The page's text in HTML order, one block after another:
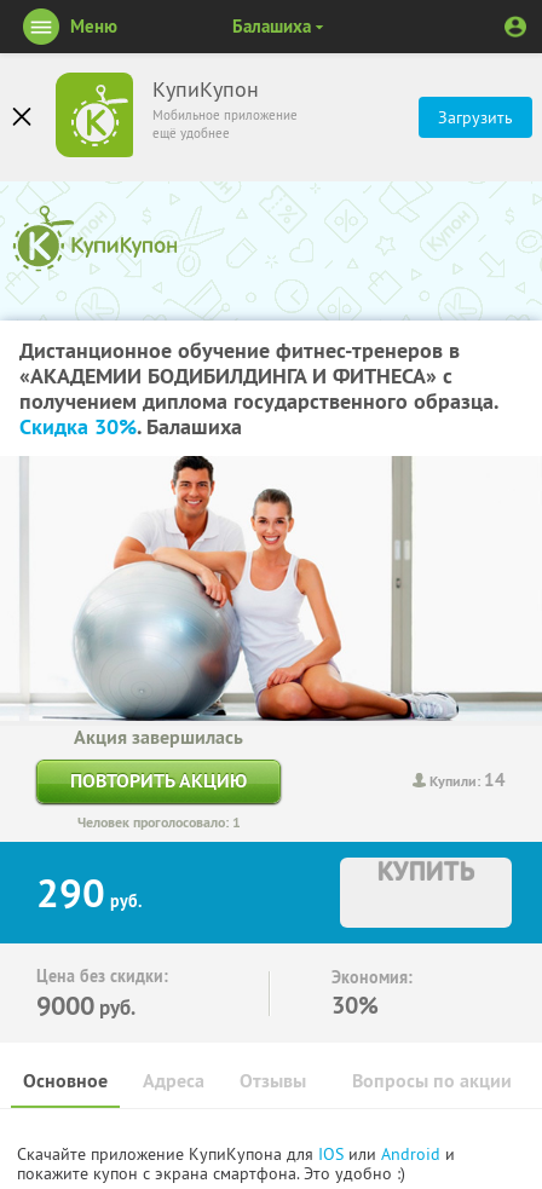
КупиКупон
Мобильное приложение
ещё удобнее
Загрузить
Меню Балашиха
Дистанционное обучение фитнес-тренеров в
«АКАДЕМИИ БОДИБИЛДИНГА И ФИТНЕСА» с
получением диплома государственного образца.
Скидка 30%. Балашиха
Купили: 14
Акция завершилась
ПОВТОРИТЬ АКЦИЮ
Человек проголосовало: 1
290 руб.
КУПИТЬ
Цена без скидки:
9000 руб.
Экономия:
30%
Основное Отзывы Вопросы по акции
Адреса
Скачайте приложение КупиКупона для IOS или Android и
покажите купон с экрана смартфона. Это удобно :)